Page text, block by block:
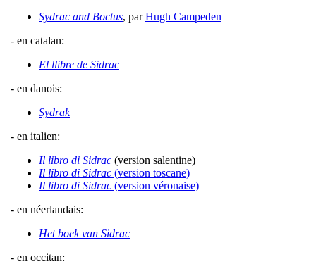
Sydrac and Boctus, parHugh Campeden
- en catalan:
El llibre de Sidrac
- en danois:
Sydrak
- en italien:
Il libro di Sidrac (version salentine)
Il libro di Sidrac (version toscane)
Il libro di Sidrac (version véronaise)
- en néerlandais:
Het boek van Sidrac
- en occitan: